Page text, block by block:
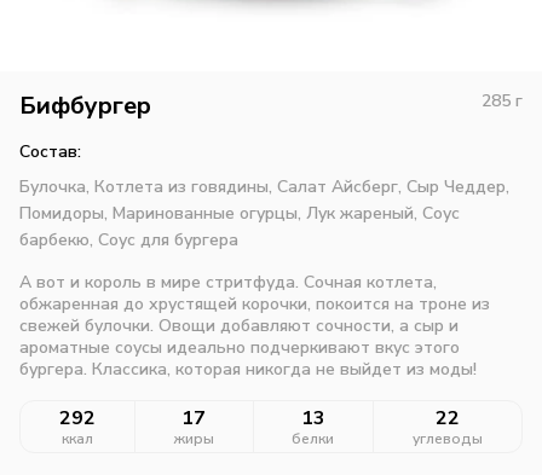
Бифбургер 285 г
Состав:
Булочка, Котлета из говядины, Салат Айсберг, Сыр Чеддер,
Помидоры, Маринованные огурцы, Лук жареный, Соус
барбекю, Соус для бургера
А вот и король в мире стритфуда. Сочная котлета,
обжаренная до хрустящей корочки, покоится на троне из
свежей булочки. Овощи добавляют сочности, а сыр и
ароматные соусы идеально подчеркивают вкус этого
бургера. Классика, которая никогда не выйдет из моды!
292
ккал
17
жиры
13
белки
22
углеводы